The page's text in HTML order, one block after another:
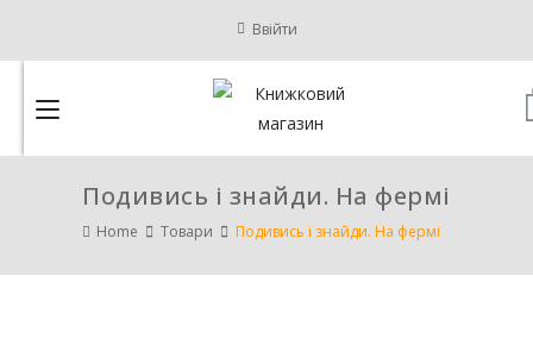
Ввійти
Подивись і знайди. На фермі
Home Товари Подивись і знайди. На фермі